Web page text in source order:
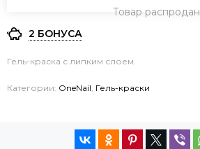
Товар распродан
2 БОНУСА
Гель-краска с липким слоем.
Категории: OneNail, Гель-краски